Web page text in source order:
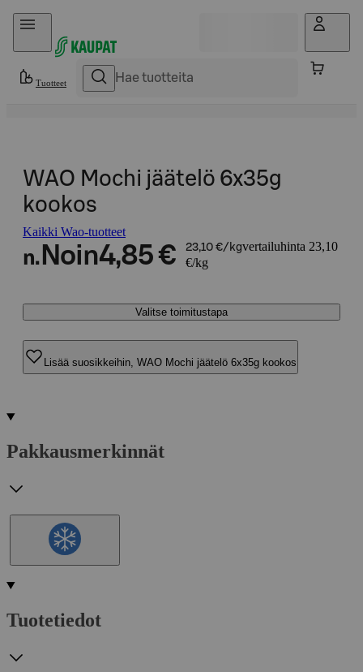
Hyppää sisältöön
Tuotteet
WAO Mochi jäätelö 6x35g
kookos
Kaikki Wao-tuotteet
n. Noin4,85 € 23,10 €/kgvertailuhinta 23,10
€/kg
Valitse toimitustapa
Lisää suosikkeihin, WAO Mochi jäätelö 6x35g kookos
Pakkausmerkinnät
Tuotetiedot